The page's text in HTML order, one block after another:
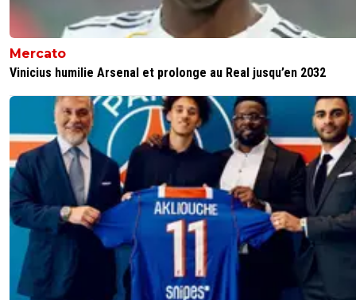
Mercato
Vinicius humilie Arsenal et prolonge au Real jusqu’en 2032